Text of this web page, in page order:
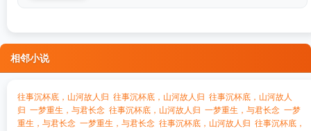
相邻小说
往事沉杯底，山河故人归 往事沉杯底，山河故人归 往事沉杯底，山河故人
归 一梦重生，与君长念 往事沉杯底，山河故人归 一梦重生，与君长念 一梦
重生，与君长念 一梦重生，与君长念 往事沉杯底，山河故人归 往事沉杯底，